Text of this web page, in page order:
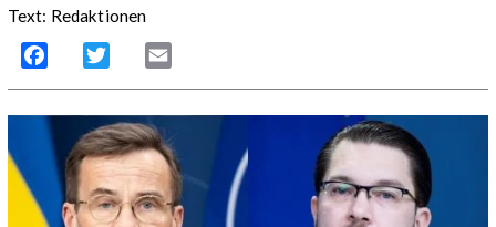
Text: Redaktionen
Facebook Twitter